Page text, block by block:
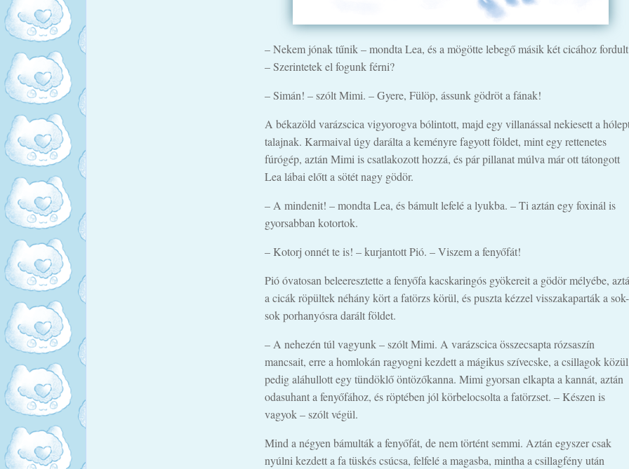
– Nekem jónak tűnik – mondta Lea, és a mögötte lebegő másik két cicához
– Szerintetek el fogunk férni?
– Simán! – szólt Mimi. – Gyere, Fülöp, ássunk gödröt a fának!
A békazöld varázscica vigyorogva bólintott, majd egy villanással nekiesett a
talajnak. Karmaival úgy darálta a keményre fagyott földet, mint egy rettenetes
fúrógép, aztán Mimi is csatlakozott hozzá, és pár pillanat múlva már ott tátongott
Lea lábai előtt a sötét nagy gödör.
– A mindenit! – mondta Lea, és bámult lefelé a lyukba. – Ti aztán egy foxinál is
gyorsabban kotortok.
– Kotorj onnét te is! – kurjantott Pió. – Viszem a fenyőfát!
Pió óvatosan beleeresztette a fenyőfa kacskaringós gyökereit a gödör mélyébe,
a cicák röpültek néhány kört a fatörzs körül, és puszta kézzel visszakaparták a sok-
sok porhanyósra darált földet.
– A nehezén túl vagyunk – szólt Mimi. A varázscica összecsapta rózsaszín
mancsait, erre a homlokán ragyogni kezdett a mágikus szívecske, a csillagok közül
pedig aláhullott egy tündöklő öntözőkanna. Mimi gyorsan elkapta a kannát, aztán
odasuhant a fenyőfához, és röptében jól körbelocsolta a fatörzset. – Készen is
vagyok – szólt végül.
Mind a négyen bámulták a fenyőfát, de nem történt semmi. Aztán egyszer csak
nyúlni kezdett a fa tüskés csúcsa, felfelé a magasba, mintha a csillagfény után